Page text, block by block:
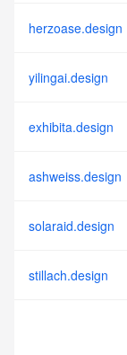
herzoase.design
yilingai.design
exhibita.design
ashweiss.design
solaraid.design
stillach.design